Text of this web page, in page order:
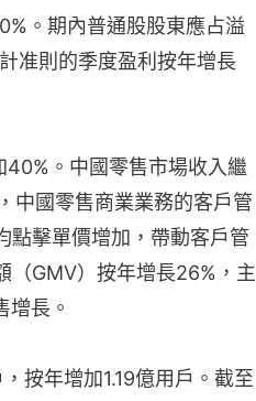
。期內普通股股東應占溢
准則的季度盈利按年增長
。中國零售市場收入繼
中國零售商業業務的客戶管
點擊單價增加，帶動客戶管
（GMV）按年增長26%，主
增長。
按年增加1.19億用戶。截至